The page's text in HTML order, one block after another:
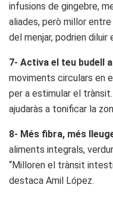
infusions de gingebre,
aliades, però millor
del menjar, podrien diluir
7- Activa el teu budell
moviments circulars en
per a estimular el
ajudaràs a tonificar la
8- Més fibra, més
aliments integrals,
“Milloren el trànsit
destaca Amil López.